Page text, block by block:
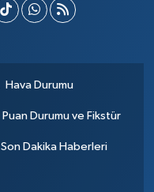
Hava Durumu
Puan Durumu ve Fikstür
Son Dakika Haberleri